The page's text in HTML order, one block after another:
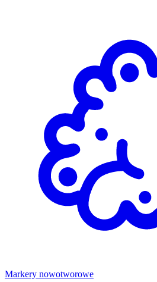
Markery nowotworowe